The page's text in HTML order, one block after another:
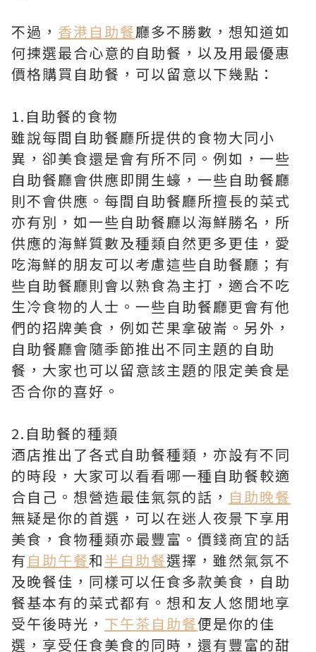
不過， 香港自助餐廳多不勝數，想知道如
何揀選最合心意的自助餐，以及用最優惠
價格購買自助餐，可以留意以下幾點：
1.自助餐的食物
雖說每間自助餐廳所提供的食物大同小
異，卻美食還是會有所不同。例如，一些
自助餐廳會供應即開生蠔，一些自助餐廳
則不會供應。每間自助餐廳所擅長的菜式
亦有別，如一些自助餐廳以海鮮勝名，所
供應的海鮮質數及種類自然更多更佳，愛
吃海鮮的朋友可以考慮這些自助餐廳；有
些自助餐廳則會以熟食為主打，適合不吃
生冷食物的人士。一些自助餐廳更會有他
們的招牌美食，例如芒果拿破崙。另外，
自助餐廳會隨季節推出不同主題的自助
餐，大家也可以留意該主題的限定美食是
否合你的喜好。
2.自助餐的種類
酒店推出了各式自助餐種類，亦設有不同
的時段，大家可以看看哪一種自助餐較適
合自己。想營造最佳氣氛的話， 自助晚餐
無疑是你的首選，可以在迷人夜景下享用
美食，食物種類亦最豐富。價錢商宜的話
有 自助午餐和半自助餐選擇，雖然氣氛不
及晚餐佳，同樣可以任食多款美食，自助
餐基本有的菜式都有。想和友人悠閒地享
受午後時光， 下午茶自助餐便是你的佳
選，享受任食美食的同時，還有豐富的甜